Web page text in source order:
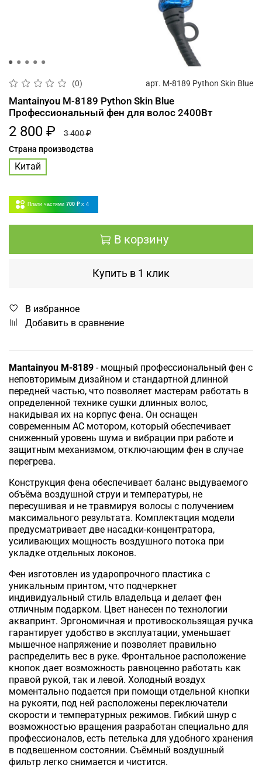
(0) арт. M-8189 Python Skin Blue
Mantainyou M-8189 Python Skin Blue
Профессиональный фен для волос 2400Вт
2 800 ₽
3 400 ₽
Страна производства
Китай
Плати частями 700 ₽ x 4
В корзину
Купить в 1 клик
В избранное
Добавить в сравнение
Mantainyou M-8189 - мощный профессиональный фен с
неповторимым дизайном и стандартной длинной
передней частью, что позволяет мастерам работать в
определенной технике сушки длинных волос,
накидывая их на корпус фена. Он оснащен
современным AC мотором, который обеспечивает
сниженный уровень шума и вибрации при работе и
защитным механизмом, отключающим фен в случае
перегрева.
Конструкция фена обеспечивает баланс выдуваемого
объёма воздушной струи и температуры, не
пересушивая и не травмируя волосы с получением
максимального результата. Комплектация модели
предусматривает две насадки-концентратора,
усиливающих мощность воздушного потока при
укладке отдельных локонов.
Фен изготовлен из ударопрочного пластика с
уникальным принтом, что подчеркнет
индивидуальный стиль владельца и делает фен
отличным подарком. Цвет нанесен по технологии
аквапринт. Эргономичная и противоскользящая ручка
гарантирует удобство в эксплуатации, уменьшает
мышечное напряжение и позволяет правильно
распределить вес в руке. Фронтальное расположение
кнопок дает возможность равноценно работать как
правой рукой, так и левой. Холодный воздух
моментально подается при помощи отдельной кнопки
на рукояти, под ней расположены переключатели
скорости и температурных режимов. Гибкий шнур с
возможностью вращения разработан специально для
профессионалов, есть петелька для удобного хранения
в подвешенном состоянии. Съёмный воздушный
фильтр легко снимается и чистится.